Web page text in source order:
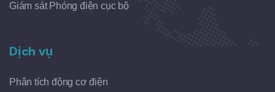
Giám sát Phóng điện cục bộ
Dịch vụ
Phân tích động cơ điện